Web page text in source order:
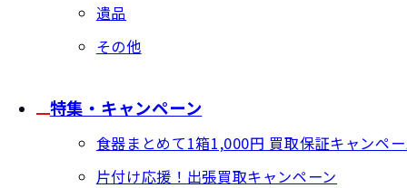
遺品
その他
特集・キャンペーン
食器まとめて1箱1,000円 買取保証キャンペ
片付け応援！出張買取キャンペーン